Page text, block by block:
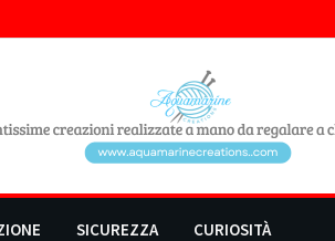
SICUREZZA CURIOSITÀ